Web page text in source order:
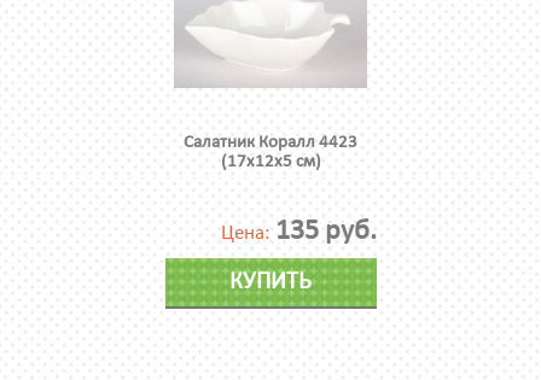
Салатник Коралл 4423
(17х12х5 см)
Цена: 135 руб.
КУПИТЬ